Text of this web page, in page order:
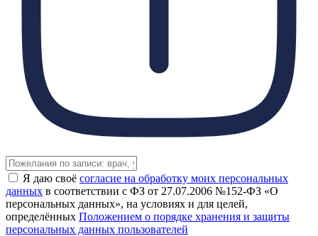
Я даю своё согласие на обработку моих персональных
данных в соответствии с ФЗ от 27.07.2006 №152-ФЗ «О
персональных данных», на условиях и для целей,
определённых Положением о порядке хранения и защиты
персональных данных пользователей